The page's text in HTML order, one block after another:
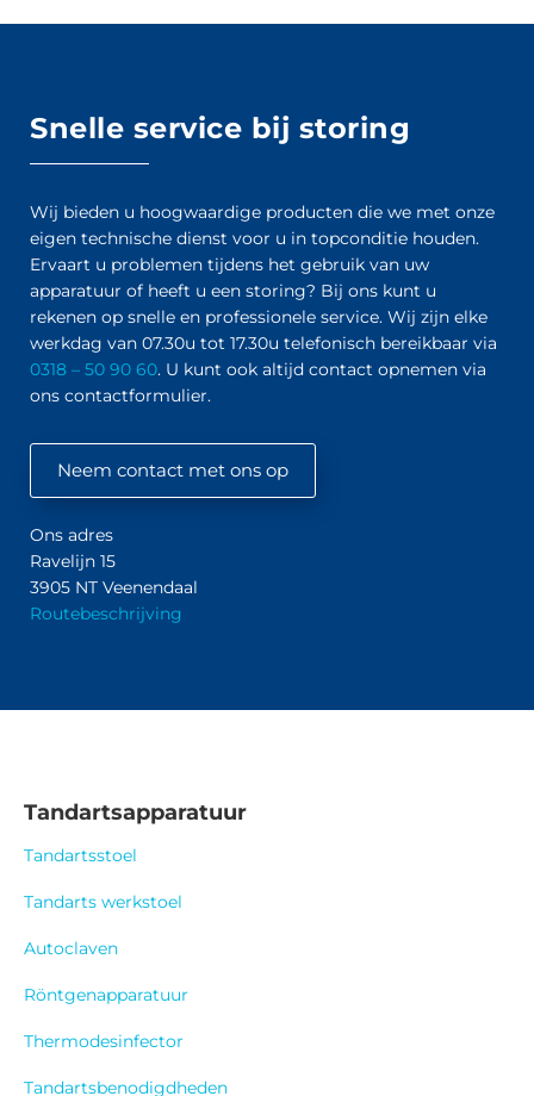
Snelle service bij storing
Wij bieden u hoogwaardige producten die we met onze
eigen technische dienst voor u in topconditie houden.
Ervaart u problemen tijdens het gebruik van uw
apparatuur of heeft u een storing? Bij ons kunt u
rekenen op snelle en professionele service. Wij zijn elke
werkdag van 07.30u tot 17.30u telefonisch bereikbaar via
0318 – 50 90 60. U kunt ook altijd contact opnemen via
ons contactformulier.
Neem contact met ons op
Ons adres
Ravelijn 15
3905 NT Veenendaal
Routebeschrijving
Tandartsapparatuur
Tandartsstoel
Tandarts werkstoel
Autoclaven
Röntgenapparatuur
Thermodesinfector
Tandartsbenodigdheden